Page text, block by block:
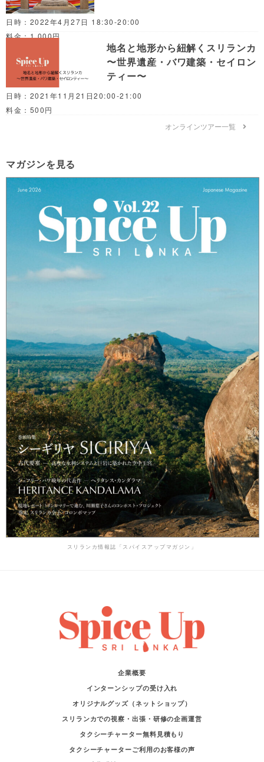
日時：2022年4月27日 18:30-20:00
料金：1,000円
地名と地形から紐解くスリランカ
〜世界遺産・バワ建築・セイロン
ティー〜
日時：2021年11月21日20:00-21:00
料金：500円
オンラインツアー一覧
マガジンを見る
スリランカ情報誌「スパイスアップマガジン」
企業概要
インターンシップの受け入れ
オリジナルグッズ（ネットショップ）
スリランカでの視察・出張・研修の企画運営
タクシーチャーター無料見積もり
タクシーチャーターご利用のお客様の声